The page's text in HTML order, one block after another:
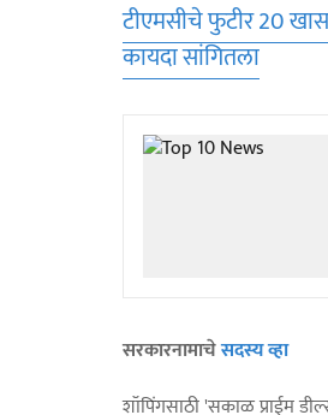
टीएमसीचे फुटीर 20
कायदा सांगितला
सरकारनामाचेसदस्य व्हा
शॉपिंगसाठी 'सकाळ प्राईम